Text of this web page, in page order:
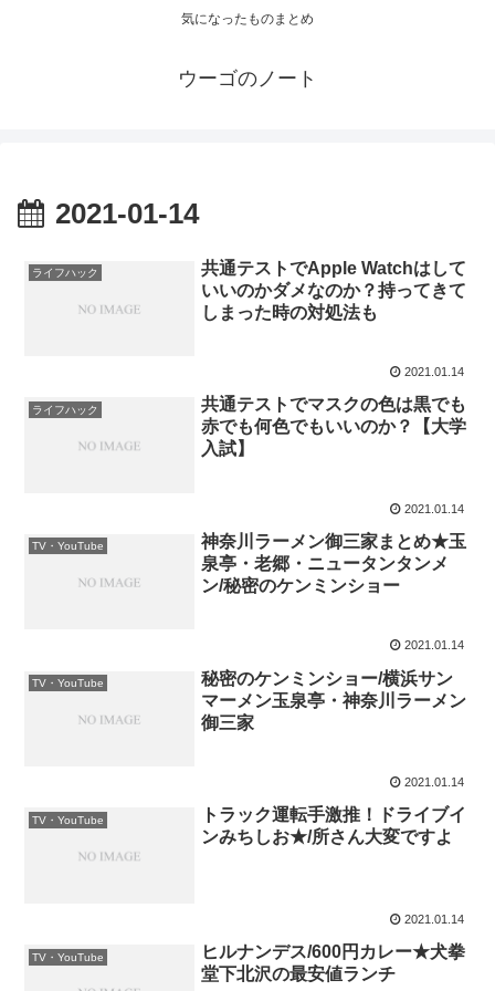
気になったものまとめ
ウーゴのノート
2021-01-14
ライフハック
共通テストでApple Watchはして
いいのかダメなのか？持ってきて
しまった時の対処法も
2021.01.14
ライフハック
共通テストでマスクの色は黒でも
赤でも何色でもいいのか？【大学
入試】
2021.01.14
TV・YouTube
神奈川ラーメン御三家まとめ★玉
泉亭・老郷・ニュータンタンメ
ン/秘密のケンミンショー
2021.01.14
TV・YouTube
秘密のケンミンショー/横浜サン
マーメン玉泉亭・神奈川ラーメン
御三家
2021.01.14
TV・YouTube
トラック運転手激推！ドライブイ
ンみちしお★/所さん大変ですよ
2021.01.14
TV・YouTube
ヒルナンデス/600円カレー★犬拳
堂下北沢の最安値ランチ